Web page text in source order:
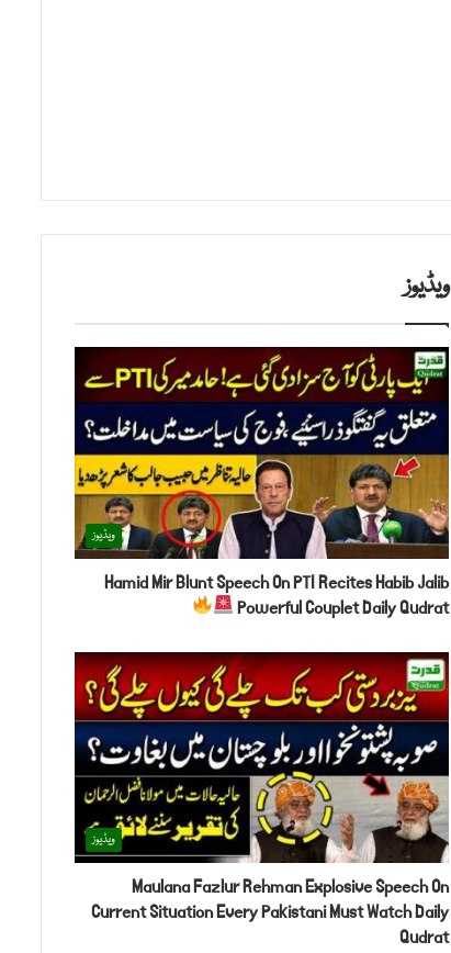
ویڈیوز
ویڈیوز
Hamid Mir Blunt Speech On PTI Recites Habib Jalib
Powerful Couplet Daily Qudrat
ویڈیوز
Maulana Fazlur Rehman Explosive Speech On
Current Situation Every Pakistani Must Watch Daily
Qudrat